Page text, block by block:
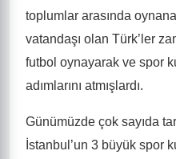
toplumlar arasında
vatandaşı olan Türk’ler
futbol oynayarak ve spor
adımlarını atmışlardı.
Günümüzde çok sayıda
İstanbul’un 3 büyük spor